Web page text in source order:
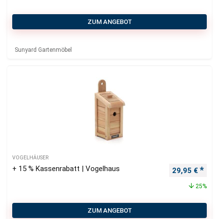
ZUM ANGEBOT
Sunyard Gartenmöbel
VOGELHÄUSER
+ 15 % Kassenrabatt | Vogelhaus 29,95 €
25%
ZUM ANGEBOT